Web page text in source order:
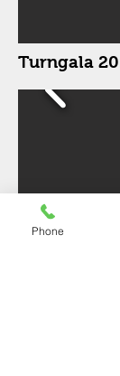
Turngala
Phone